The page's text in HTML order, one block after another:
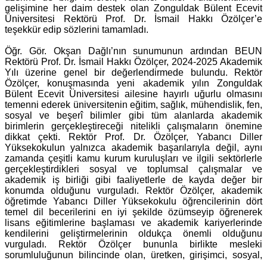
gelişimine her daim destek olan Zonguldak Bülent Ecevit
Üniversitesi Rektörü Prof. Dr. İsmail Hakkı Özölçer’e
teşekkür edip sözlerini tamamladı.
Öğr. Gör. Okşan Dağlı’nın sunumunun ardından BEUN
Rektörü Prof. Dr. İsmail Hakkı Özölçer, 2024-2025 Akademik
Yılı üzerine genel bir değerlendirmede bulundu. Rektör
Özölçer, konuşmasında yeni akademik yılın Zonguldak
Bülent Ecevit Üniversitesi ailesine hayırlı uğurlu olmasını
temenni ederek üniversitenin eğitim, sağlık, mühendislik, fen,
sosyal ve beşerî bilimler gibi tüm alanlarda akademik
birimlerin gerçekleştireceği nitelikli çalışmaların önemine
dikkat çekti. Rektör Prof. Dr. Özölçer, Yabancı Diller
Yüksekokulun yalnızca akademik başarılarıyla değil, aynı
zamanda çeşitli kamu kurum kuruluşları ve ilgili sektörlerle
gerçekleştirdikleri sosyal ve toplumsal çalışmalar ve
akademik iş birliği gibi faaliyetlerle de kayda değer bir
konumda olduğunu vurguladı. Rektör Özölçer, akademik
öğretimde Yabancı Diller Yüksekokulu öğrencilerinin dört
temel dil becerilerini en iyi şekilde özümseyip öğrenerek
lisans eğitimlerine başlaması ve akademik kariyerlerinde
kendilerini geliştirmelerinin oldukça önemli olduğunu
vurguladı. Rektör Özölçer bununla birlikte mesleki
sorumluluğunun bilincinde olan, üretken, girişimci, sosyal,